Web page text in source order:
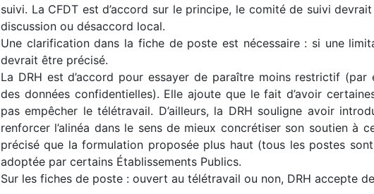
suivi. La CFDT est d’accord sur le principe, le comité de suivi
discussion ou désaccord local.
Une clarification dans la fiche de poste est nécessaire : si une
devrait être précisé.
La DRH est d’accord pour essayer de paraître moins restrictif
des données confidentielles). Elle ajoute que le fait d’avoir
pas empêcher le télétravail. D’ailleurs, la DRH souligne avoir
renforcer l’alinéa dans le sens de mieux concrétiser son soutien à
précisé que la formulation proposée plus haut (tous les postes
adoptée par certains Établissements Publics.
Sur les fiches de poste : ouvert au télétravail ou non, DRH accepte